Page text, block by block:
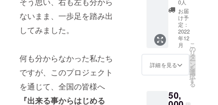
ないまま、一歩足を踏み出
してみました。
何も分からなかった私たち
ですが、このプロジェクト
を通じて、全国の皆様へ
『出来る事からはじめる
（役職
など）
につき
まして
はカー
ドへの
記載は
おすす
めして
データ
をご入
稿頂く
場合
は、別
途受付
メール
アドレ
スを送
で、
データ
1枚 ※ロ
ゴデー
タをご
入稿頂
く場合
は、別
途受付
メール
アドレ
て頂き
ますの
0人
お届
け予
定：
2022
年12
月
詳細を見る
こ
の
リ
タ
ー
ン
を
選
択
す
る
50,